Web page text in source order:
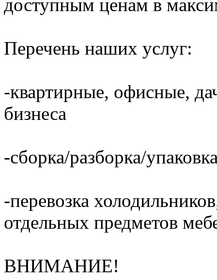
доступным ценам в
Перечень наших услуг:
-квартирные, офисные,
бизнеса
-сборка/разборка/
-перевозка
отдельных предметов
ВНИМАНИЕ!